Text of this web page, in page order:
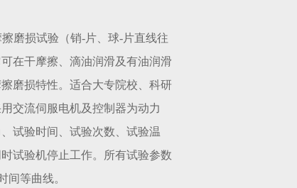
磨损试验 （销-片、球-片直线往
在干摩擦、滴油润滑及有油润滑
磨损特性。适合大专院校、科研
交流伺服电机及控制器为动力
试验时间、试验次数、试验温
试验机停止工作。所有试验参数
间等曲线。